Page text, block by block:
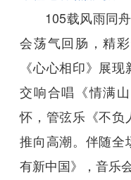
105载风雨同舟
会荡气回肠，精
《心心相印》展
交响合唱《情满
怀，管弦乐《不负
推向高潮。伴随全
有新中国》，音乐